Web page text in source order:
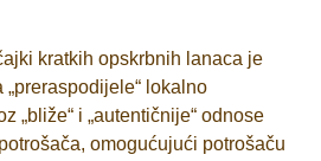
kratkih opskrbnih lanaca je
lokalno
„bliže“ i „autentičnije“ odnose
omogućujući potrošaču